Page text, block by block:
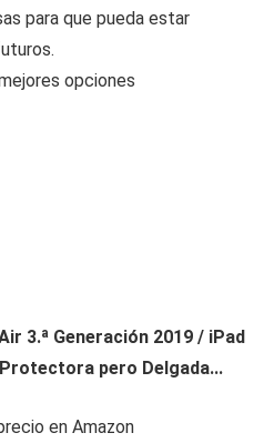
para que pueda estar
opciones
3.ª Generación 2019 / iPad
pero Delgada...
en Amazon